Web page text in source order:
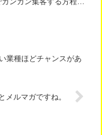
業種ほどチャンスがあ
メルマガですね。